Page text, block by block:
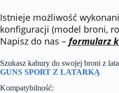
Istnieje możliwość
konfiguracji (model broni,
Napisz do nas – formularz
Szukasz kabury do swojej broni z
GUNS SPORT Z LATARKĄ
Kompatybilność: